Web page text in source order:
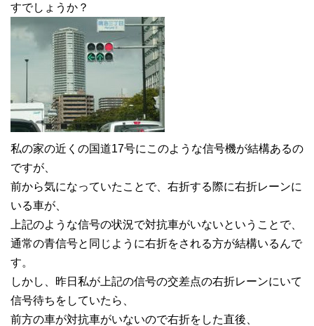
すでしょうか？
私の家の近くの国道17号にこのような信号機が結構あるの
ですが、
前から気になっていたことで、右折する際に右折レーンに
いる車が、
上記のような信号の状況で対抗車がいないということで、
通常の青信号と同じように右折をされる方が結構いるんで
す。
しかし、昨日私が上記の信号の交差点の右折レーンにいて
信号待ちをしていたら、
前方の車が対抗車がいないので右折をした直後、